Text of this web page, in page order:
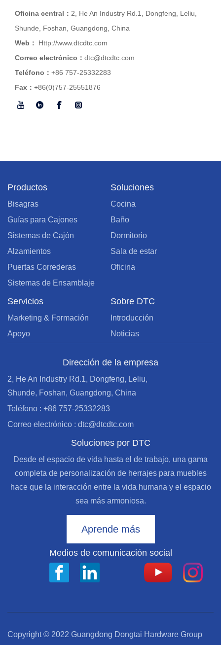
Oficina central： 2, He An Industry Rd.1, Dongfeng, Leliu,
Shunde, Foshan, Guangdong, China
Web：
Http://www.dtcdtc.com
Correo electrónico： dtc@dtcdtc.com
Teléfono： +86 757-25332283
Fax： +86(0)757-25551876
Productos
Bisagras
Guías para Cajones
Sistemas de Cajón
Alzamientos
Puertas Correderas
Sistemas de Ensamblaje
Soluciones
Cocina
Baño
Dormitorio
Sala de estar
Oficina
Servicios
Marketing & Formación
Apoyo
Sobre DTC
Introducción
Noticias
Dirección de la empresa
2, He An Industry Rd.1, Dongfeng, Leliu,
Shunde, Foshan, Guangdong, China
Teléfono : +86 757-25332283
Correo electrónico : dtc@dtcdtc.com
Soluciones por DTC
Desde el espacio de vida hasta el de trabajo, una gama
completa de personalización de herrajes para muebles
hace que la interacción entre la vida humana y el espacio
sea más armoniosa.
Aprende más
Medios de comunicación social
Copyright © 2022 Guangdong Dongtai Hardware Group